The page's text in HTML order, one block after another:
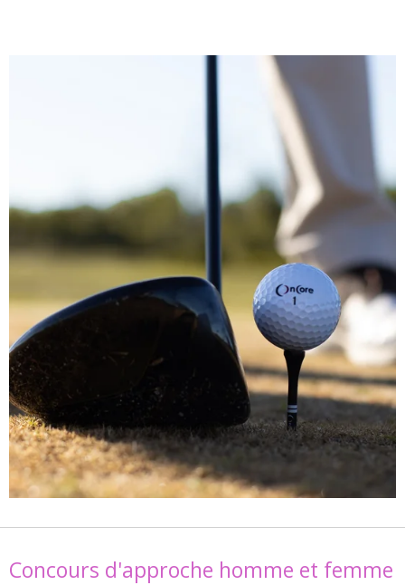
Concours d'approche homme et femme